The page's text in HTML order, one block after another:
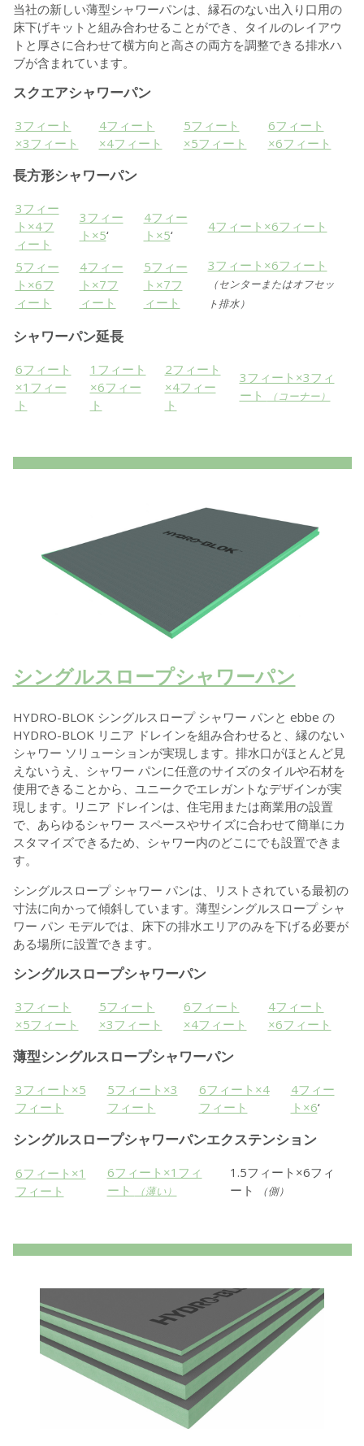
当社の新しい薄型シャワーパンは、縁石のない出入り口用の
床下げキットと組み合わせることができ、タイルのレイアウ
トと厚さに合わせて横方向と高さの両方を調整できる排水ハ
ブが含まれています。
スクエアシャワーパン
3フィート
×3フィート
4フィート
×4フィート
5フィート
×5フィート
6フィート
×6フィート
長方形シャワーパン
3フィー
ト×4フ
ィート
3フィー
ト×5‘
4フィー
ト×5‘
4フィート×6フィート
5フィー
ト×6フ
ィート
4フィー
ト×7フ
ィート
5フィー
ト×7フ
ィート
3フィート×6フィート
（センターまたはオフセッ
ト排水）
シャワーパン延長
6フィート
×1フィー
ト
1フィート
×6フィー
ト
2フィート
×4フィー
ト
3フィート×3フィ
ート
（コーナー）
シングルスロープシャワーパン
HYDRO-BLOK シングルスロープ シャワー パンと ebbe の
HYDRO-BLOK リニア ドレインを組み合わせると、縁のない
シャワー ソリューションが実現します。排水口がほとんど見
えないうえ、シャワー パンに任意のサイズのタイルや石材を
使用できることから、ユニークでエレガントなデザインが実
現します。リニア ドレインは、住宅用または商業用の設置
で、あらゆるシャワー スペースやサイズに合わせて簡単にカ
スタマイズできるため、シャワー内のどこにでも設置できま
す。
シングルスロープ シャワー パンは、リストされている最初の
寸法に向かって傾斜しています。薄型シングルスロープ シャ
ワー パン モデルでは、床下の排水エリアのみを下げる必要が
ある場所に設置できます。
シングルスロープシャワーパン
3フィート
×5フィート
5フィート
×3フィート
6フィート
×4フィート
4フィート
×6フィート
薄型シングルスロープシャワーパン
3フィート×5
フィート
5フィート×3
フィート
6フィート×4
フィート
4フィー
ト×6‘
シングルスロープシャワーパンエクステンション
6フィート×1
フィート
6フィート×1フィ
ート
（薄い）
1.5フィート×6フィ
ート
（側）